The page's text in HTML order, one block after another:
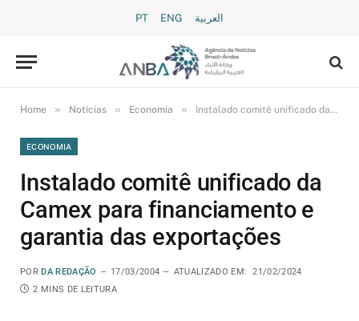
PT ENG العربية
Home » Notícias » Economia » Instalado comitê unificado da Camex para financiamento e garantia das exportações
ECONOMIA
Instalado comitê unificado da
Camex para financiamento e
garantia das exportações
POR DA REDAÇÃO 17/03/2004 ATUALIZADO EM:
21/02/2024
2 MINS DE LEITURA